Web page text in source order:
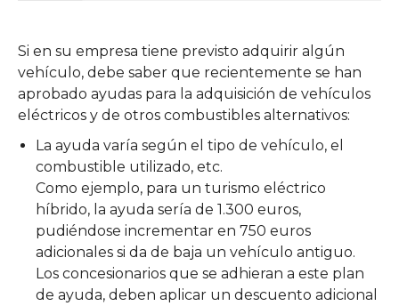
Si en su empresa tiene previsto adquirir algún
vehículo, debe saber que recientemente se han
aprobado ayudas para la adquisición de vehículos
eléctricos y de otros combustibles alternativos:
La ayuda varía según el tipo de vehículo, el
combustible utilizado, etc.
Como ejemplo, para un turismo eléctrico
híbrido, la ayuda sería de 1.300 euros,
pudiéndose incrementar en 750 euros
adicionales si da de baja un vehículo antiguo.
Los concesionarios que se adhieran a este plan
de ayuda, deben aplicar un descuento adicional